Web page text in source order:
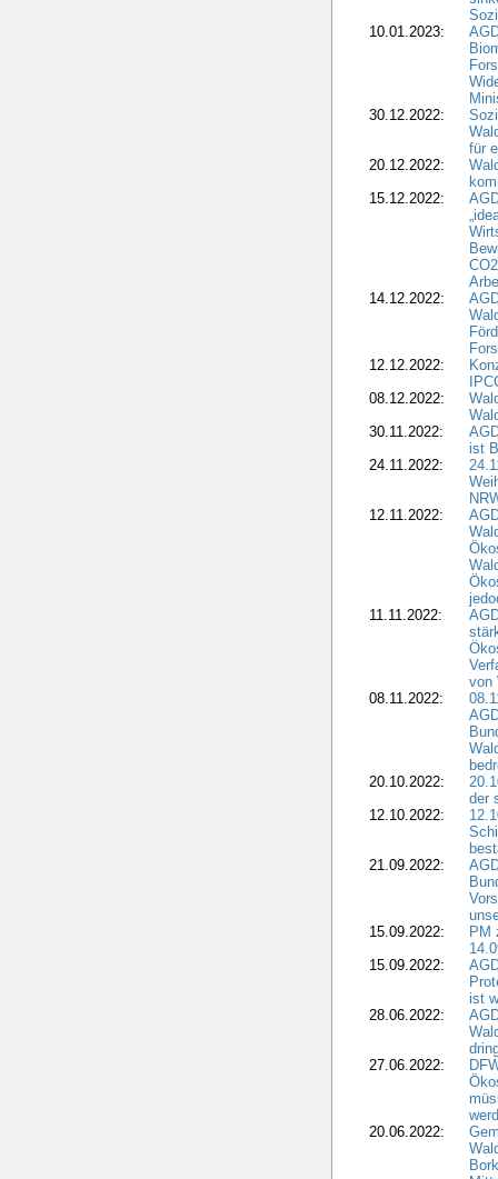
10.01.2023:
30.12.2022:
für
20.12.2022:
15.12.2022:
14.12.2022:
12.12.2022:
08.12.2022:
30.11.2022:
ist
24.11.2022:
12.11.2022:
11.11.2022:
von
08.11.2022:
20.10.2022:
der
12.10.2022:
21.09.2022:
15.09.2022:
PM
15.09.2022:
ist
28.06.2022:
27.06.2022:
20.06.2022: